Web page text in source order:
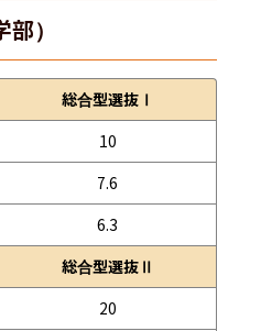
）
総合型選抜Ⅰ
10
7.6
6.3
総合型選抜Ⅱ
20